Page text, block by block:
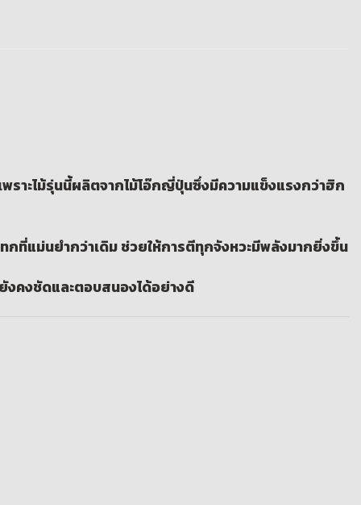
าะไม้รุ่นนี้ผลิตจากไม้โอ๊กญี่ปุ่นซึ่งมีความแข็งแรงกว่าฮิก
กที่แม่นยำกว่าเดิม ช่วยให้การตีทุกจังหวะมีพลังมากยิ่งขึ้น
งคงชัดและตอบสนองได้อย่างดี